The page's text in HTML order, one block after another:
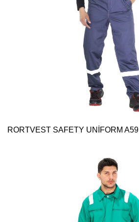
RORTVEST SAFETY UNİFORM A59